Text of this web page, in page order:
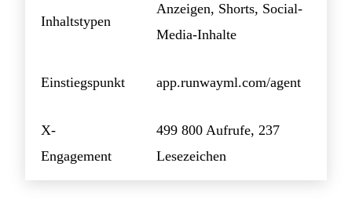
Inhaltstypen
Anzeigen, Shorts, Social-
Media-Inhalte
Einstiegspunkt app.runwayml.com/agent
X-
Engagement
499 800 Aufrufe, 237
Lesezeichen